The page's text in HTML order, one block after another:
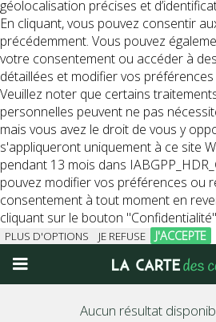
géolocalisation précises et
En cliquant, vous pouvez consentir
précédemment. Vous pouvez
votre consentement ou accéder à
détaillées et modifier vos
Veuillez noter que certains
personnelles peuvent ne pas
mais vous avez le droit de vous y
s'appliqueront uniquement à ce site
pendant 13 mois dans
pouvez modifier vos préférences ou
consentement à tout moment en
cliquant sur le bouton
PLUS D'OPTIONS JE REFUSE J'ACCEPTE
Aucun résultat